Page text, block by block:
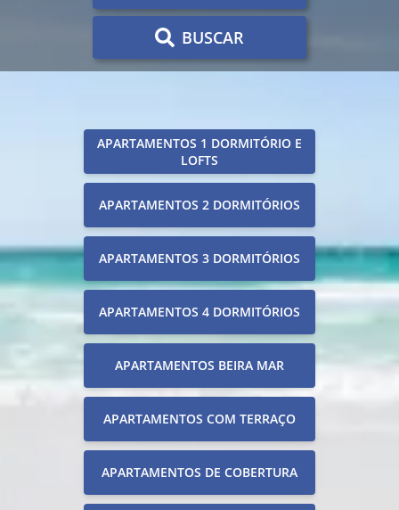
BUSCAR
APARTAMENTOS 1 DORMITÓRIO E
LOFTS
APARTAMENTOS 2 DORMITÓRIOS
APARTAMENTOS 3 DORMITÓRIOS
APARTAMENTOS 4 DORMITÓRIOS
APARTAMENTOS BEIRA MAR
APARTAMENTOS COM TERRAÇO
APARTAMENTOS DE COBERTURA